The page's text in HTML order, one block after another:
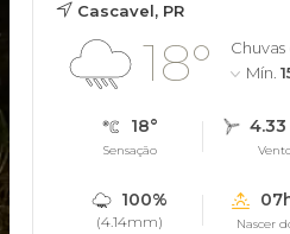
Cascavel, PR
18°
Chuvas
Mín.
18°
Sensação
4.33
100%
(4.14mm) Nascer